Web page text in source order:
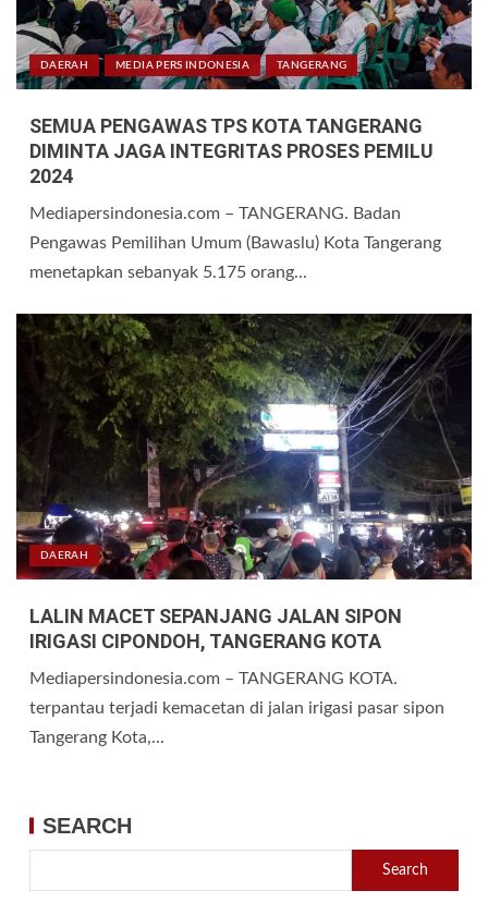
DAERAH MEDIA PERS INDONESIA TANGERANG
SEMUA PENGAWAS TPS KOTA TANGERANG
DIMINTA JAGA INTEGRITAS PROSES PEMILU
2024
Mediapersindonesia.com – TANGERANG. Badan
Pengawas Pemilihan Umum (Bawaslu) Kota Tangerang
menetapkan sebanyak 5.175 orang...
DAERAH
LALIN MACET SEPANJANG JALAN SIPON
IRIGASI CIPONDOH, TANGERANG KOTA
Mediapersindonesia.com – TANGERANG KOTA.
terpantau terjadi kemacetan di jalan irigasi pasar sipon
Tangerang Kota,...
SEARCH
Search